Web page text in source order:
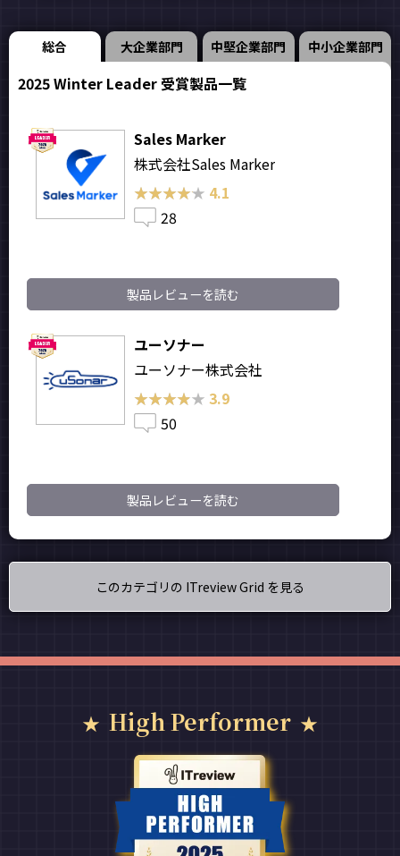
総合 大企業部門 中堅企業部門 中小企業部門
2025 Winter Leader 受賞製品一覧
Sales Marker
株式会社Sales Marker
★★★★★
★★★★★ 4.1
28
製品レビューを読む
ユーソナー
ユーソナー株式会社
★★★★★
★★★★★ 3.9
50
製品レビューを読む
このカテゴリの ITreview Grid を見る
High Performer